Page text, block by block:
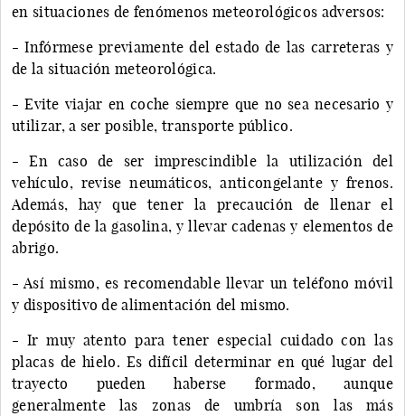
en situaciones de fenómenos meteorológicos adversos:
- Infórmese previamente del estado de las carreteras y
de la situación meteorológica.
- Evite viajar en coche siempre que no sea necesario y
utilizar, a ser posible, transporte público.
- En caso de ser imprescindible la utilización del
vehículo, revise neumáticos, anticongelante y frenos.
Además, hay que tener la precaución de llenar el
depósito de la gasolina, y llevar cadenas y elementos de
abrigo.
- Así mismo, es recomendable llevar un teléfono móvil
y dispositivo de alimentación del mismo.
- Ir muy atento para tener especial cuidado con las
placas de hielo. Es difícil determinar en qué lugar del
trayecto pueden haberse formado, aunque
generalmente las zonas de umbría son las más